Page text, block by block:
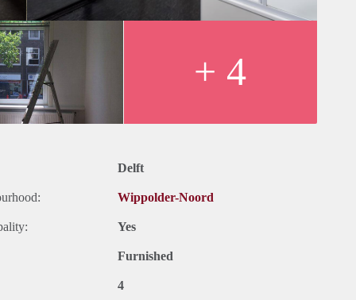
+ 4
Delft
Wippolder-Noord
Yes
Furnished
4